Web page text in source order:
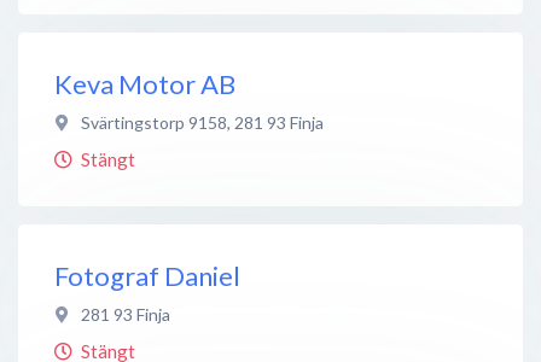
Keva Motor AB
Svärtingstorp 9158, 281 93 Finja
Stängt
Fotograf Daniel
281 93 Finja
Stängt